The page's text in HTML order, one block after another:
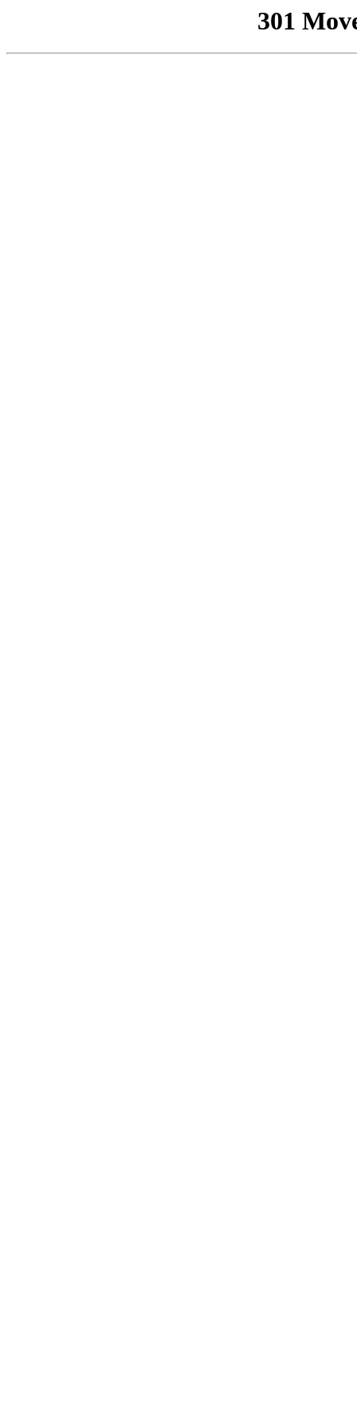
301